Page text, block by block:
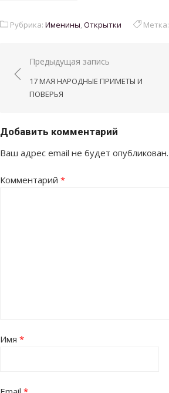
Рубрика: Именины,Открытки Метка:
Навигация
по
записям
Предыдущая запись
17 МАЯ НАРОДНЫЕ ПРИМЕТЫ И
ПОВЕРЬЯ
Добавить комментарий
Ваш адрес email не будет опубликован.
Комментарий *
Имя *